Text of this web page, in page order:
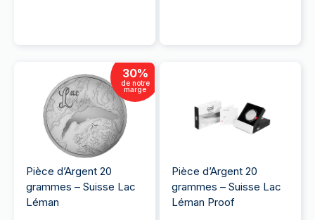
30%
de notre
marge
Pièce d’Argent 20
grammes – Suisse Lac
Léman
Pièce d’Argent 20
grammes – Suisse Lac
Léman Proof